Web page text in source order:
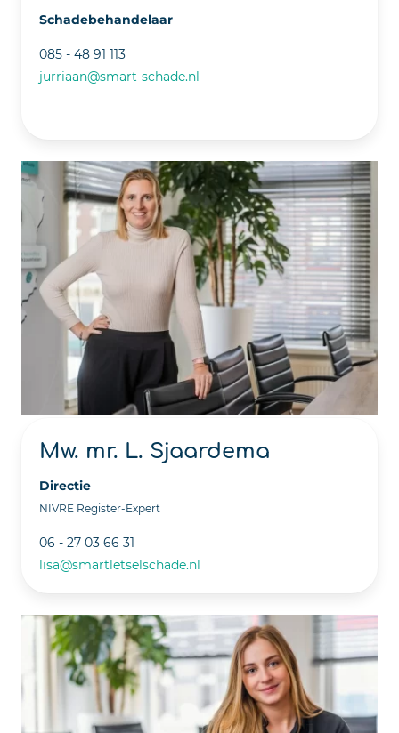
Schadebehandelaar
085 - 48 91 113
jurriaan@smart-schade.nl
Mw. mr. L. Sjaardema
Directie
NIVRE Register-Expert
06 - 27 03 66 31
lisa@smartletselschade.nl